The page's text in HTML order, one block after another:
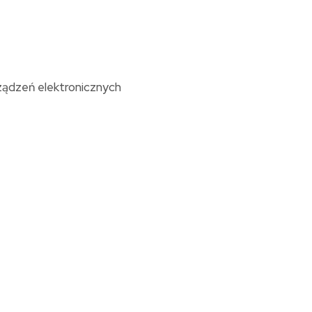
elektronicznych